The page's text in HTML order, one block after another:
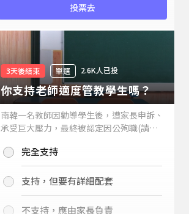
投票去
3天後結束 單選 2.6K人已投
你支持老師適度管教學生嗎？
南韓一名教師因勸導學生後，遭家長申訴、
承受巨大壓力，最終被認定因公殉職(請見
你支持老師適度管教學生嗎？
完全支持
支持，但要有詳細配套
不支持，應由家長負責